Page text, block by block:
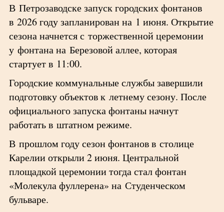
В Петрозаводске запуск городских фонтанов
в 2026 году запланирован на 1 июня. Открытие
сезона начнется с торжественной церемонии
у фонтана на Березовой аллее, которая
стартует в 11:00.
Городские коммунальные службы завершили
подготовку объектов к летнему сезону. После
официального запуска фонтаны начнут
работать в штатном режиме.
В прошлом году сезон фонтанов в столице
Карелии открыли 2 июня. Центральной
площадкой церемонии тогда стал фонтан
«Молекула фуллерена» на Студенческом
бульваре.